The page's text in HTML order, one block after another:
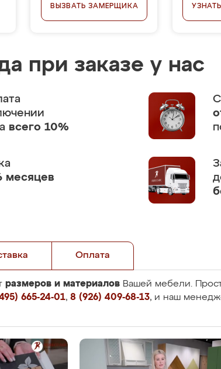
ВЫЗВАТЬ ЗАМЕРЩИКА
при заказе у нас
всего 10%
месяцев
Оплата
размеров и материалов Вашей мебели.
665-24-01, 8 (926) 409-68-13, и наш